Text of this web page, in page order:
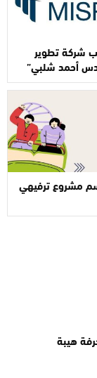
شركة تطوير
أحمد شلبي”
23 اسم مشروع ترفيهي
هيبة